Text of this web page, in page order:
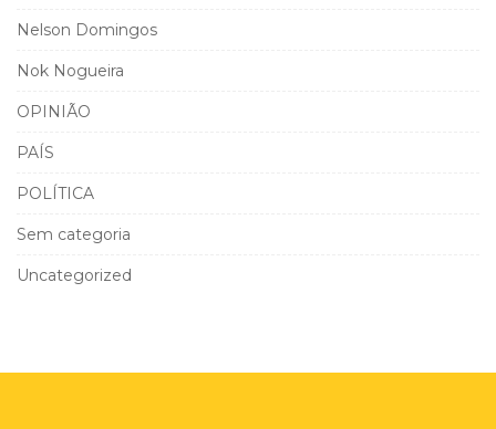
Nelson Domingos
Nok Nogueira
OPINIÃO
PAÍS
POLÍTICA
Sem categoria
Uncategorized